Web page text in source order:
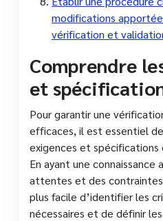
modifications
vérification et
Comprendre
et
Pour garantir une
efficaces, il est essentiel
exigences et
En ayant une connaissance
attentes et des
plus facile d’identifier les
nécessaires et de définir